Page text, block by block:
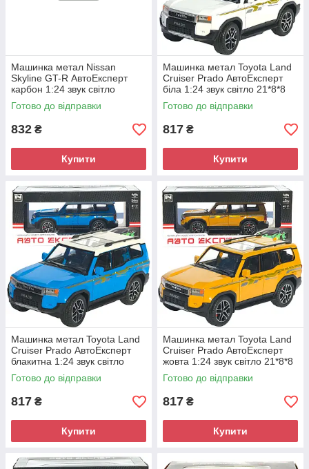
Машинка метал Nissan
Skyline GT-R АвтоЕксперт
карбон 1:24 звук світло
інерція 21*8*6,5 см (G8317-
48)
Готово до відправки
832 ₴
Купити
Машинка метал Toyota Land
Cruiser Prado АвтоЕксперт
біла 1:24 звук світло 21*8*8
см (G7605-44)
Готово до відправки
817 ₴
Купити
Машинка метал Toyota Land
Cruiser Prado АвтоЕксперт
блакитна 1:24 звук світло
21*8*8 см (G7605-44)
Готово до відправки
817 ₴
Купити
Машинка метал Toyota Land
Cruiser Prado АвтоЕксперт
жовта 1:24 звук світло 21*8*8
см (G7605-44)
Готово до відправки
817 ₴
Купити